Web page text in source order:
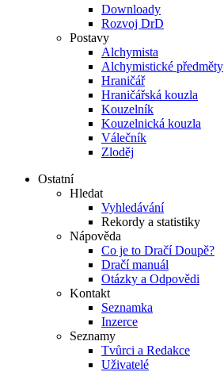
Downloady
Rozvoj DrD
Postavy
Alchymista
Alchymistické předměty
Hraničář
Hraničářská kouzla
Kouzelník
Kouzelnická kouzla
Válečník
Zloděj
Ostatní
Hledat
Vyhledávání
Rekordy a statistiky
Nápověda
Co je to Dračí Doupě?
Dračí manuál
Otázky a Odpovědi
Kontakt
Seznamka
Inzerce
Seznamy
Tvůrci a Redakce
Uživatelé